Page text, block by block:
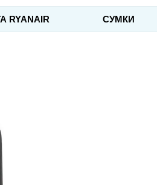
RYANAIR СУМКИ